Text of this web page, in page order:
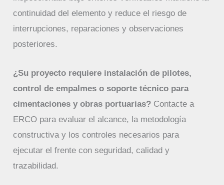
continuidad del elemento y reduce el riesgo de
interrupciones, reparaciones y observaciones
posteriores.
¿Su proyecto requiere instalación de pilotes,
control de empalmes o soporte técnico para
cimentaciones y obras portuarias? Contacte a
ERCO para evaluar el alcance, la metodología
constructiva y los controles necesarios para
ejecutar el frente con seguridad, calidad y
trazabilidad.